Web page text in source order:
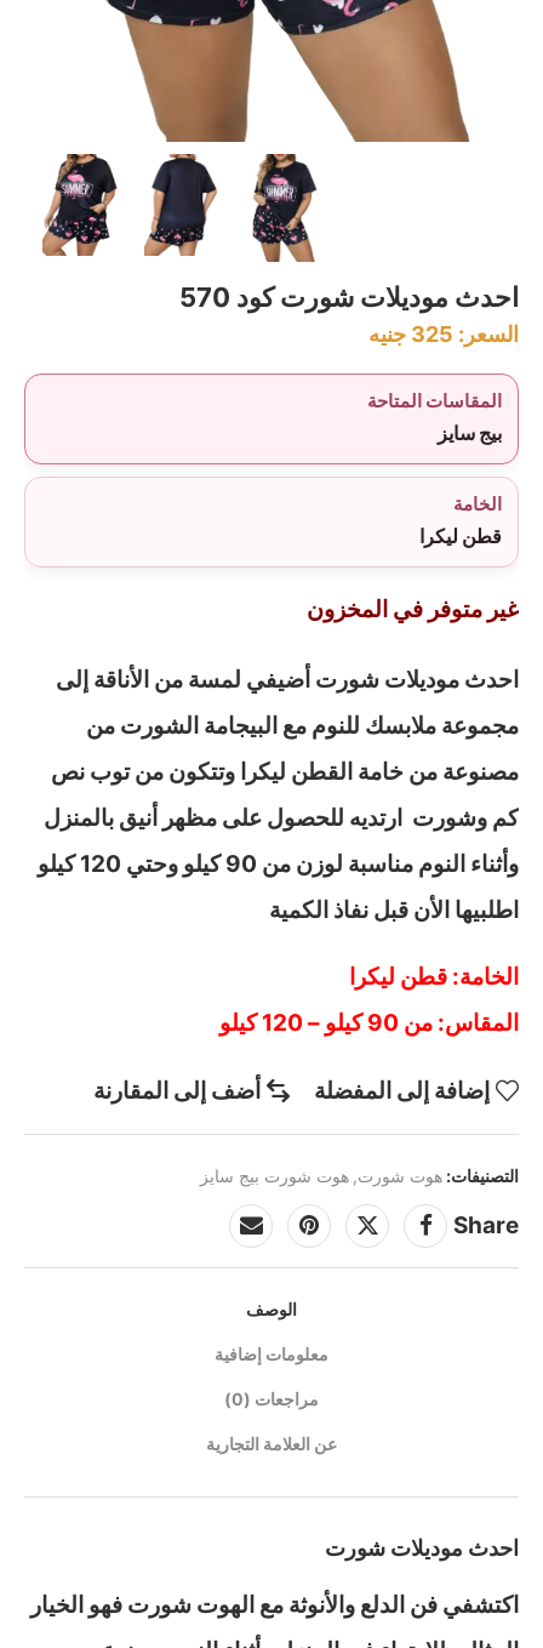
احدث موديلات شورت كود 570
السعر: 325 جنيه
المقاسات المتاحة
بيج سايز
الخامة
قطن ليكرا
غير متوفر في المخزون
احدث موديلات شورت أضيفي لمسة من الأناقة إلى
مجموعة ملابسك للنوم مع البيجامة الشورت من
مصنوعة من خامة القطن ليكرا وتتكون من توب نص
كم وشورت ارتديه للحصول على مظهر أنيق بالمنزل
وأثناء النوم مناسبة لوزن من 90 كيلو وحتي 120 كيلو
اطلبيها الأن قبل نفاذ الكمية
الخامة: قطن ليكرا
المقاس: من 90 كيلو – 120 كيلو
إضافة إلى المفضلة أضف إلى المقارنة
التصنيفات: هوت شورت, هوت شورت بيج سايز
Share
الوصف
معلومات إضافية
مراجعات (0)
عن العلامة التجارية
احدث موديلات شورت
اكتشفي فن الدلع والأنوثة مع الهوت شورت فهو الخيار